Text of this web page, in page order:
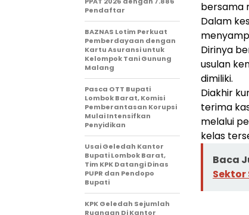
bersama
Dalam
Dirinya
usulan
dimiliki.
Diakhir
terima
melalui
kelas
Baca
Sektor
Pendaftar
BAZNAS Lotim Perkuat
Pemberdayaan dengan
Kartu Asuransi untuk
Kelompok Tani Gunung
Malang
Pasca OTT Bupati
Lombok Barat, Komisi
Pemberantasan Korupsi
Mulai Intensifkan
Penyidikan
Usai Geledah Kantor
Bupati Lombok Barat,
Tim KPK Datangi Dinas
PUPR dan Pendopo
Bupati
KPK Geledah Sejumlah
Ruangan Di Kantor